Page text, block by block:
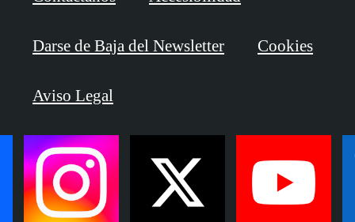
Darse de Baja del Newsletter Cookies
Aviso Legal